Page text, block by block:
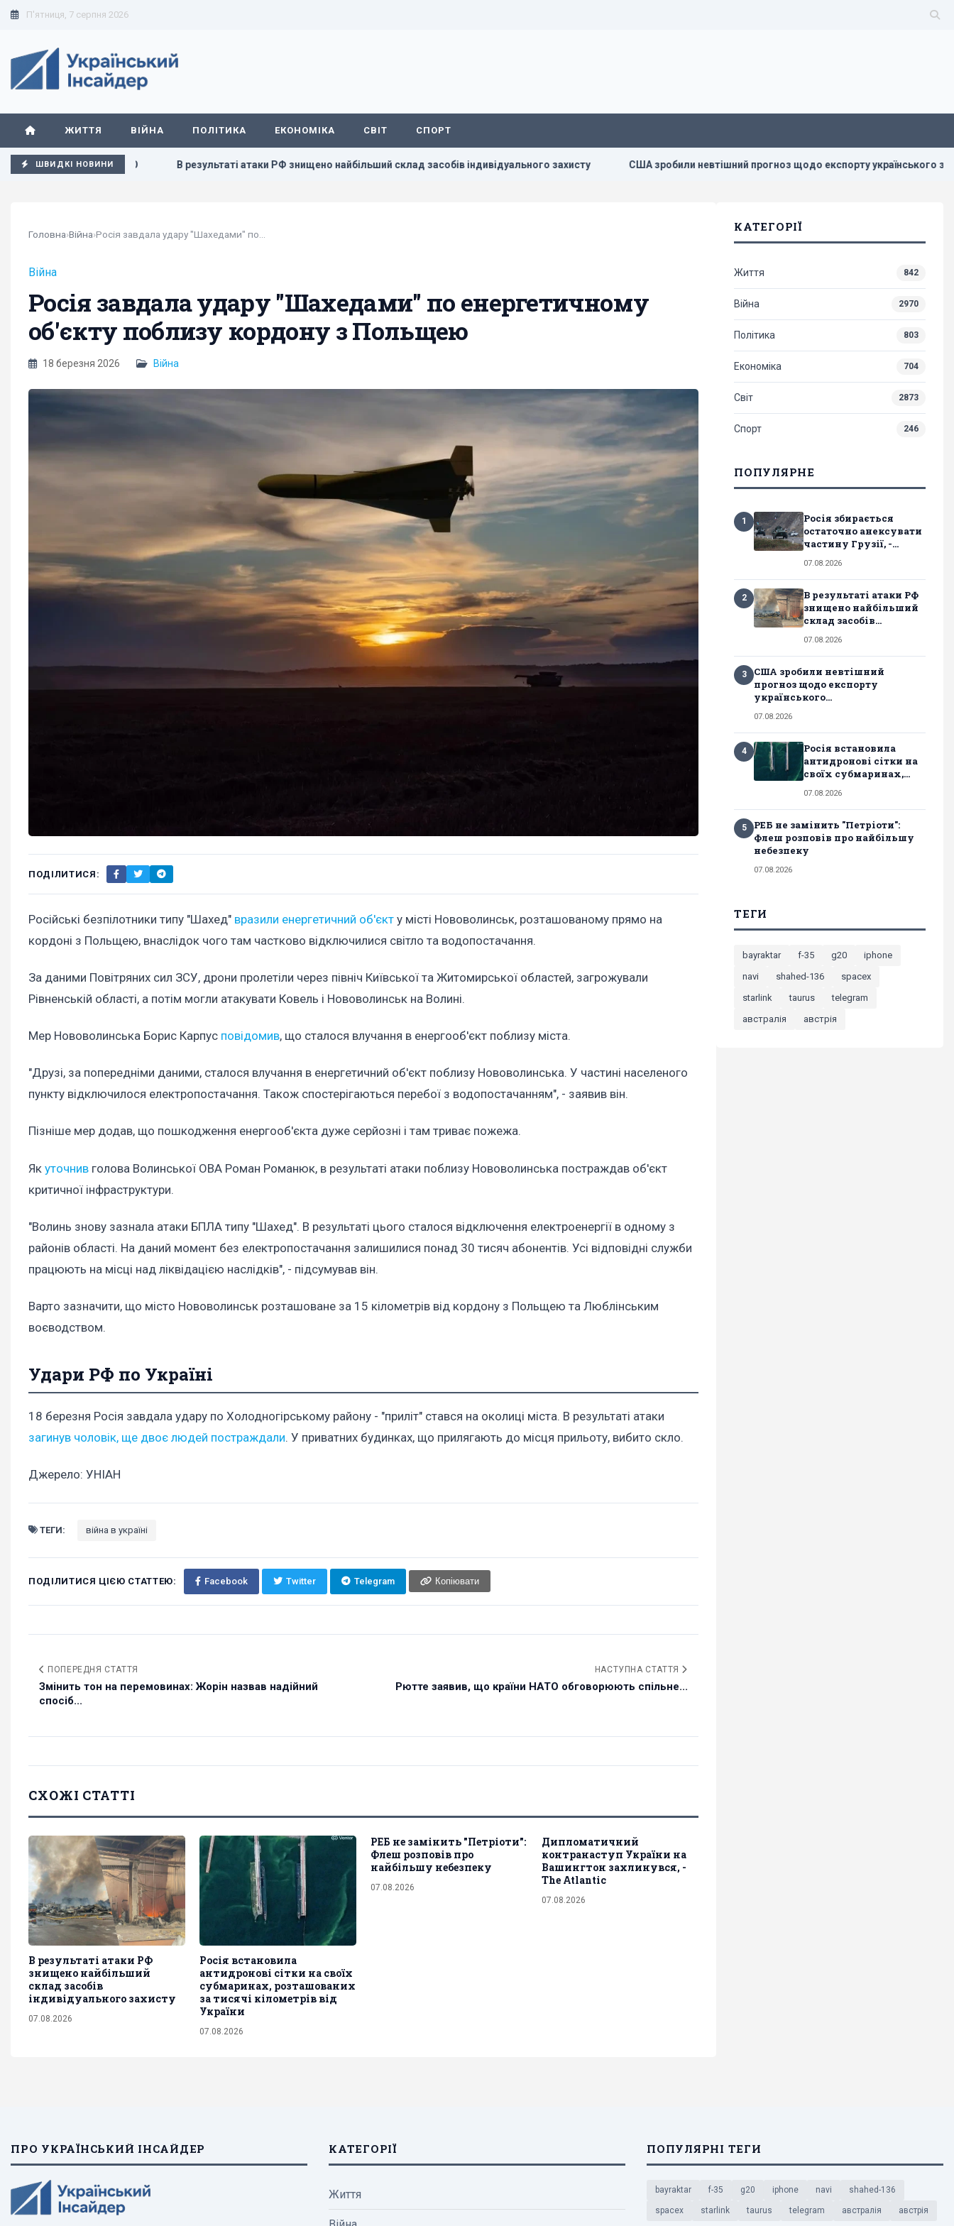
П'ятниця, 7 серпня 2026
ЖИТТЯ ВІЙНА ПОЛІТИКА ЕКОНОМІКА СВІТ СПОРТ
ШВИДКІ НОВИНИ
країни НАТО В результаті атаки РФ знищено найбільший склад засобів індивідуального захисту США зробили невтішний прогноз щодо експорту українського збіжжя, -
Головна›Війна›Росія завдала удару "Шахедами" по...
Війна
Росія завдала удару "Шахедами" по енергетичному
об'єкту поблизу кордону з Польщею
18 березня 2026 Війна
ПОДІЛИТИСЯ:
Російські безпілотники типу "Шахед" вразили енергетичний об'єкт у місті Нововолинськ, розташованому прямо на
кордоні з Польщею, внаслідок чого там частково відключилися світло та водопостачання.
За даними Повітряних сил ЗСУ, дрони пролетіли через північ Київської та Житомирської областей, загрожували
Рівненській області, а потім могли атакувати Ковель і Нововолинськ на Волині.
Мер Нововолинська Борис Карпус повідомив, що сталося влучання в енергооб'єкт поблизу міста.
"Друзі, за попередніми даними, сталося влучання в енергетичний об'єкт поблизу Нововолинська. У частині населеного
пункту відключилося електропостачання. Також спостерігаються перебої з водопостачанням", - заявив він.
Пізніше мер додав, що пошкодження енергооб'єкта дуже серйозні і там триває пожежа.
Як уточнив голова Волинської ОВА Роман Романюк, в результаті атаки поблизу Нововолинська постраждав об'єкт
критичної інфраструктури.
"Волинь знову зазнала атаки БПЛА типу "Шахед". В результаті цього сталося відключення електроенергії в одному з
районів області. На даний момент без електропостачання залишилися понад 30 тисяч абонентів. Усі відповідні служби
працюють на місці над ліквідацією наслідків", - підсумував він.
Варто зазначити, що місто Нововолинськ розташоване за 15 кілометрів від кордону з Польщею та Люблінським
воєводством.
Удари РФ по Україні
18 березня Росія завдала удару по Холодногірському району - "приліт" стався на околиці міста. В результаті атаки
загинув чоловік, ще двоє людей постраждали. У приватних будинках, що прилягають до місця прильоту, вибито скло.
Джерело: УНІАН
ТЕГИ: війна в україні
ПОДІЛИТИСЯ ЦІЄЮ СТАТТЕЮ: Facebook Twitter Telegram Копіювати
ПОПЕРЕДНЯ СТАТТЯ
Змінить тон на перемовинах: Жорін назвав надійний
спосіб...
НАСТУПНА СТАТТЯ
Рютте заявив, що країни НАТО обговорюють спільне...
СХОЖІ СТАТТІ
В результаті атаки РФ
знищено найбільший
склад засобів
індивідуального захисту
07.08.2026
Росія встановила
антидронові сітки на своїх
субмаринах, розташованих
за тисячі кілометрів від
України
07.08.2026
РЕБ не замінить "Петріоти":
Флеш розповів про
найбільшу небезпеку
07.08.2026
Дипломатичний
контранаступ України на
Вашингтон захлинувся, -
The Atlantic
07.08.2026
КАТЕГОРІЇ
Життя 842
Війна 2970
Політика 803
Економіка 704
Світ 2873
Спорт 246
ПОПУЛЯРНЕ
1
Росія збирається
остаточно анексувати
частину Грузії, -...
07.08.2026
2
В результаті атаки РФ
знищено найбільший
склад засобів...
07.08.2026
3
США зробили невтішний
прогноз щодо експорту
українського...
07.08.2026
4
Росія встановила
антидронові сітки на
своїх субмаринах,...
07.08.2026
5
РЕБ не замінить "Петріоти":
Флеш розповів про найбільшу
небезпеку
07.08.2026
ТЕГИ
bayraktar f-35 g20
iphone
navi
shahed-136
spacex
starlink
taurus
telegram
австралія
австрія
ПРО УКРАЇНСЬКИЙ ІНСАЙДЕР КАТЕГОРІЇ
Життя
ПОПУЛЯРНІ ТЕГИ
bayraktar f-35 g20 iphone navi shahed-136
spacex starlink taurus telegram австралія австрія